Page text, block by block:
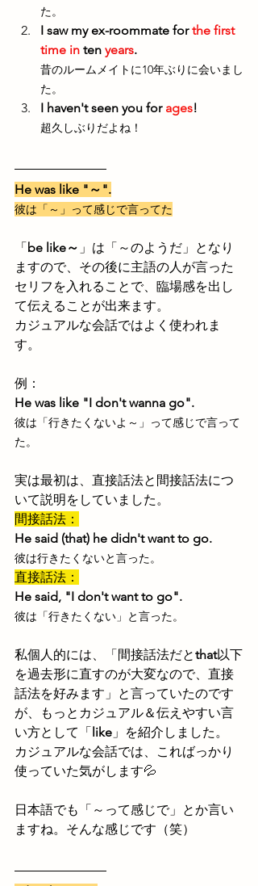
た。
I saw my ex-roommate for the first
time in ten years.
昔のルームメイトに10年ぶりに会いまし
た。
I haven't seen you for ages!
超久しぶりだよね！
He was like "～".
彼は「～」って感じで言ってた
「be like～ 」は「～のようだ」となり
ますので、その後に主語の人が言った
セリフを入れることで、臨場感を出し
て伝えることが出来ます。
カジュアルな会話ではよく使われま
す。
例：
He was like "I don't wanna go".
彼は「行きたくないよ～」って感じで言って
た。
実は最初は、直接話法と間接話法につ
いて説明をしていました。
間接話法：
He said (that) he didn't want to go.
彼は行きたくないと言った。
直接話法：
He said, "I don't want to go".
彼は「行きたくない」と言った。
私個人的には、「間接話法だとthat以下
を過去形に直すのが大変なので、直接
話法を好みます」と言っていたのです
が、もっとカジュアル＆伝えやすい言
い方として「like 」を紹介しました。
カジュアルな会話では、こればっかり
使っていた気がします💦
日本語でも「～って感じで」とか言い
ますね。そんな感じです（笑）